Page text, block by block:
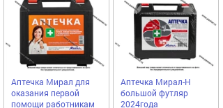
избранное
Аптечка Мирал для
оказания первой
помощи работникам
Аптечка Мирал-Н
большой футляр
2024года